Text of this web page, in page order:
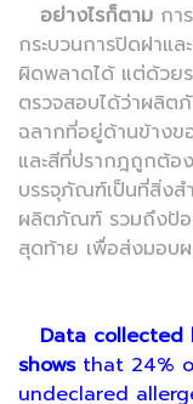
อย่างไรก็ตาม กา
กระบวนการปิดฝาแ
ผิดพลาดได้ แต่ด้วย
ตรวจสอบได้ว่าผลิ
ฉลากที่อยู่ด้านข้าง
และสีที่ปรากฎถูกต้
บรรจุภัณฑ์เป็นที่สิ่ง
ผลิตภัณฑ์ รวมถึงป้อ
สุดท้าย เพื่อส่งมอ
Data collected
showsthat 24%
undeclared